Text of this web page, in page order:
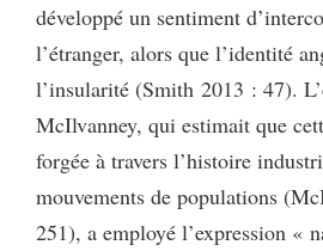
développé un sentiment
l’étranger, alors que l’identité
l’insularité (Smith 2013 : 47).
McIlvanney, qui estimait que
forgée à travers l’histoire
mouvements de populations
251), a employé l’expression «